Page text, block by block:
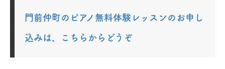
門前仲町のピアノ無料体験レッスンのお申し
込みは、こちらからどうぞ